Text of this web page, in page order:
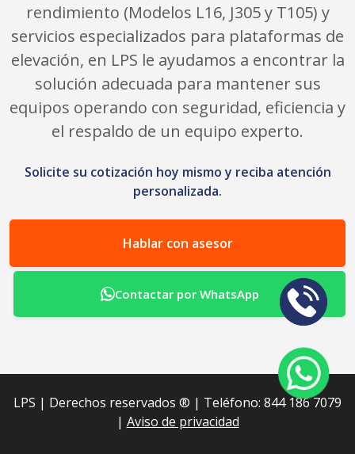
rendimiento (Modelos L16, J305 y T105) y
servicios especializados para plataformas de
elevación, en LPS le ayudamos a encontrar la
solución adecuada para mantener sus
equipos operando con seguridad, eficiencia y
el respaldo de un equipo experto.
Solicite su cotización hoy mismo y reciba atención
personalizada.
Hablar con asesor
Contactar por WhatsApp
LPS | Derechos reservados ®︎ | Teléfono: 844 186 7079
| Aviso de privacidad